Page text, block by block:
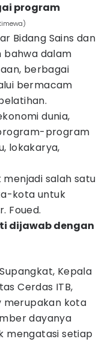
program
Bidang Sains dan
bahwa dalam
berbagai
bermacam
dunia,
program
lokakarya,
salah satu
kota untuk
Foued.
dijawab dengan
Kepala
Cerdas ITB,
merupakan kota
dayanya
mengatasi setiap